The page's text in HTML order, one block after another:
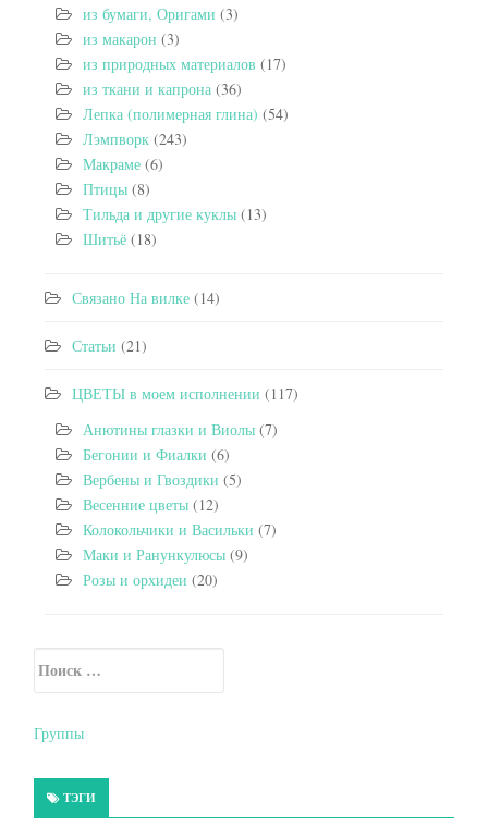
из бумаги, Оригами (3)
из макарон (3)
из природных материалов (17)
из ткани и капрона (36)
Лепка (полимерная глина) (54)
Лэмпворк (243)
Макраме (6)
Птицы (8)
Тильда и другие куклы (13)
Шитьё (18)
Связано На вилке (14)
Статьи (21)
ЦВЕТЫ в моем исполнении (117)
Анютины глазки и Виолы (7)
Бегонии и Фиалки (6)
Вербены и Гвоздики (5)
Весенние цветы (12)
Колокольчики и Васильки (7)
Маки и Ранункулюсы (9)
Розы и орхидеи (20)
Secondary Sidebar
Искать:
Группы
ТЭГИ